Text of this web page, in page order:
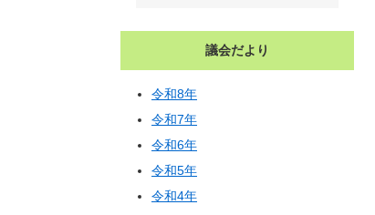
議会だより
令和8年
令和7年
令和6年
令和5年
令和4年